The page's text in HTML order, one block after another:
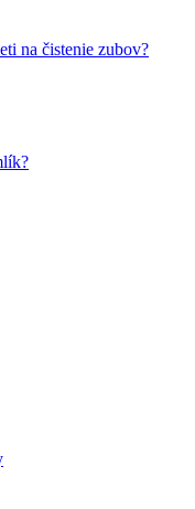
na čistenie zubov?